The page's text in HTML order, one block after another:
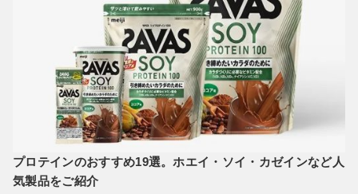
プロテインのおすすめ19選。ホエイ・ソイ・カゼインなど人
気製品をご紹介